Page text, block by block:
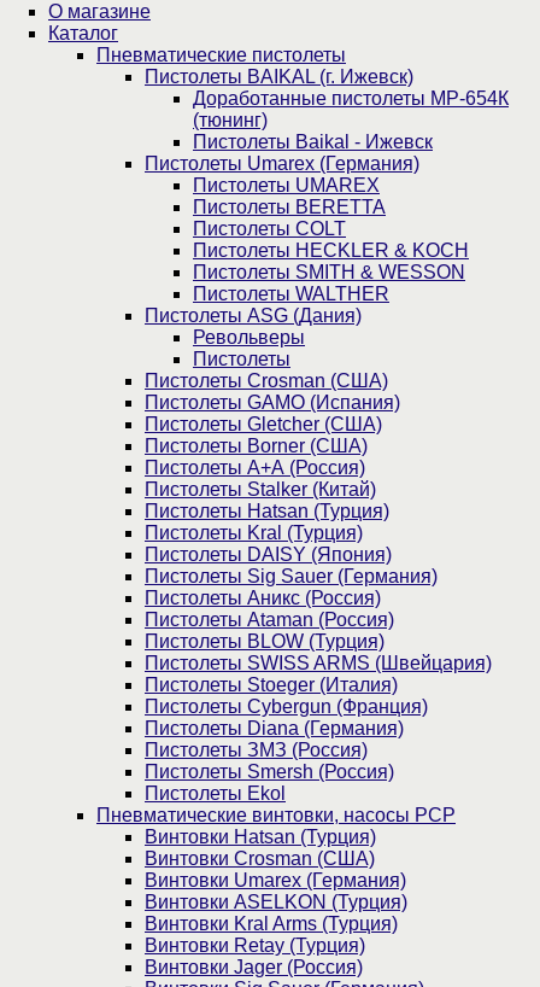
О магазине
Каталог
Пнев­ма­ти­чес­кие пистолеты
Пистолеты BAIKAL (г. Ижевск)
Доработанные пистолеты МР-654К
(тюнинг)
Пистолеты Baikal - Ижевск
Пистолеты Umarex (Германия)
Пистолеты UMAREX
Пистолеты BERETTA
Пистолеты COLT
Пистолеты HECKLER & KOCH
Пистолеты SMITH & WESSON
Пистолеты WALTHER
Пистолеты ASG (Дания)
Револьверы
Пистолеты
Пистолеты Crosman (США)
Пистолеты GAMO (Испания)
Пистолеты Gletcher (США)
Пистолеты Borner (США)
Пистолеты А+А (Россия)
Пистолеты Stalker (Китай)
Пистолеты Hatsan (Турция)
Пистолеты Kral (Турция)
Пистолеты DAISY (Япония)
Пистолеты Sig Sauer (Германия)
Пистолеты Аникс (Россия)
Пистолеты Ataman (Россия)
Пистолеты BLOW (Турция)
Пистолеты SWISS ARMS (Швейцария)
Пистолеты Stoeger (Италия)
Пистолеты Cybergun (Франция)
Пистолеты Diana (Германия)
Пистолеты ЗМЗ (Россия)
Пистолеты Smersh (Россия)
Пистолеты Ekol
Пневматические винтовки, насосы PCP
Винтовки Hatsan (Турция)
Винтовки Crosman (США)
Винтовки Umarex (Германия)
Винтовки ASELKON (Турция)
Винтовки Kral Arms (Турция)
Винтовки Retay (Турция)
Винтовки Jager (Россия)